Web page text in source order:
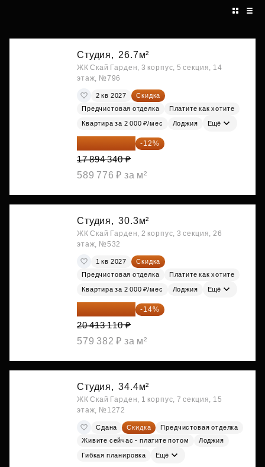
Студия, 26.7м²
ЖК Скай Гарден, 3 корпус, 5 секция, 14
этаж, №796
2 кв 2027
Скидка
Предчистовая отделка
Платите как хотите
Квартира за 2 000 ₽/мес Лоджия Ещё
15 747 019 ₽ -12%
17 894 340 ₽
589 776 ₽ за м²
Студия, 30.3м²
ЖК Скай Гарден, 2 корпус, 3 секция, 26
этаж, №532
1 кв 2027
Скидка
Предчистовая отделка
Платите как хотите
Квартира за 2 000 ₽/мес Лоджия Ещё
17 555 275 ₽ -14%
20 413 110 ₽
579 382 ₽ за м²
Студия, 34.4м²
ЖК Скай Гарден, 1 корпус, 7 секция, 15
этаж, №1272
Сдана Скидка
Предчистовая отделка
Живите сейчас - платите потом
Лоджия
Гибкая планировка Ещё